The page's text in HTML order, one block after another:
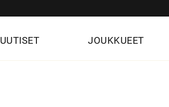
UUTISET JOUKKUEET